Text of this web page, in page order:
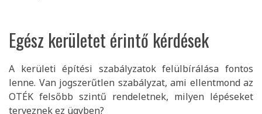
Egész kerületet érintő kérdések
A kerületi építési szabályzatok felülbírálása fontos
lenne. Van jogszerűtlen szabályzat, ami ellentmond az
OTÉK felsőbb szintű rendeletnek, milyen lépéseket
terveznek ez ügyben?